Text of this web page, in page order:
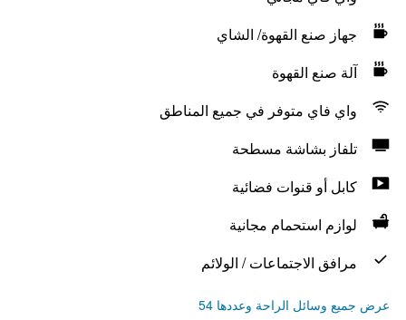
جهاز صنع القهوة/ الشاي
آلة صنع القهوة
واي فاي متوفر في جميع المناطق
تلفاز بشاشة مسطحة
كابل أو قنوات فضائية
لوازم استحمام مجانية
مرافق الاجتماعات / الولائم
عرض جميع وسائل الراحة وعددها 54